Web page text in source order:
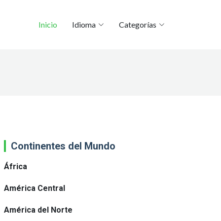
Inicio Idioma Categorías
Continentes del Mundo
África
América Central
América del Norte